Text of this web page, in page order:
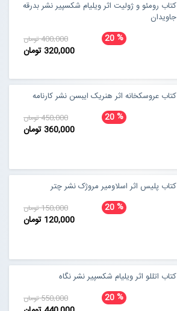
کتاب رومئو و ژولیت اثر ویلیام شکسپیر نشر بدرقه
جاویدان
20% 400,000 تومان
320,000 تومان
کتاب عروسکخانه اثر هنریک ایبسن نشر کارنامه
20% 450,000 تومان
360,000 تومان
کتاب پلیس اثر اسلاومیر مروژک نشر چتر
20% 150,000 تومان
120,000 تومان
کتاب اتللو اثر ویلیام شکسپیر نشر نگاه
20% 550,000 تومان